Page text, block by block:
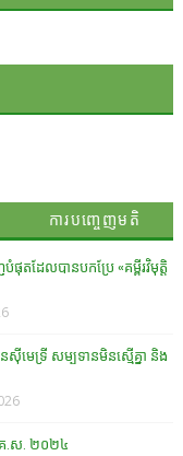
ការបញ្ចេញមតិ
តដែលបានបកប្រែ «គម្ពីរវិមុត្តិ
ស៊ីមេទ្រី សម្បទានមិនស្មើគ្នា និង
គ.ស. ២០២៤